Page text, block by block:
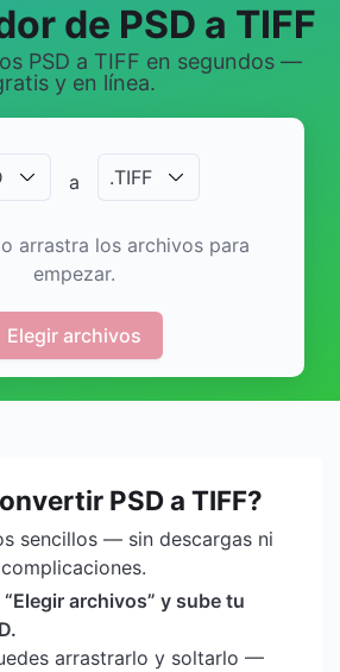
de PSD a TIFF
PSD a TIFF en segundos —
y en línea.
a .TIFF
arrastra los archivos para
empezar.
Elegir archivos
PSD a TIFF?
sencillos — sin descargas ni
complicaciones.
archivos” y sube tu
arrastrarlo y soltarlo —